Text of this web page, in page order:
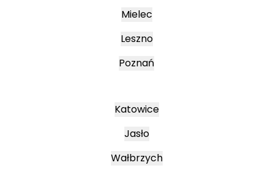
Mielec
Leszno
Poznań
Katowice
Jasło
Wałbrzych